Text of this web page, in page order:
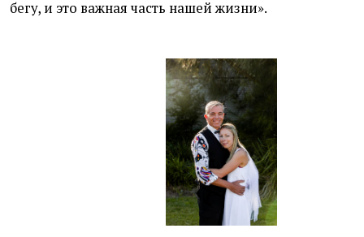
бегу, и это важная часть нашей жизни».